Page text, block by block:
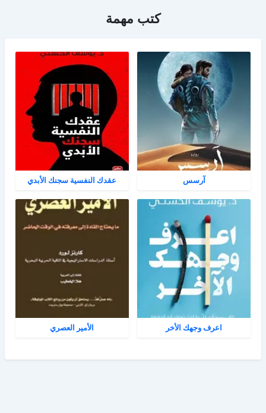
كتب مهمة
آرسس عقدك النفسية سجنك الأبدي
اعرف وجهك الأخر الأمير العصري